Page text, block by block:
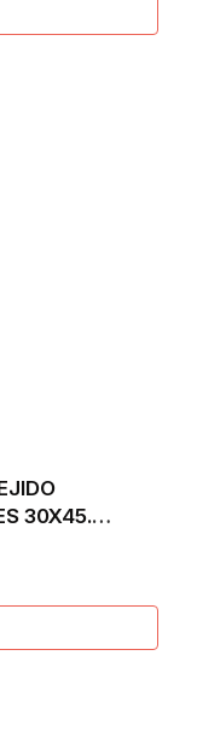
30X45.